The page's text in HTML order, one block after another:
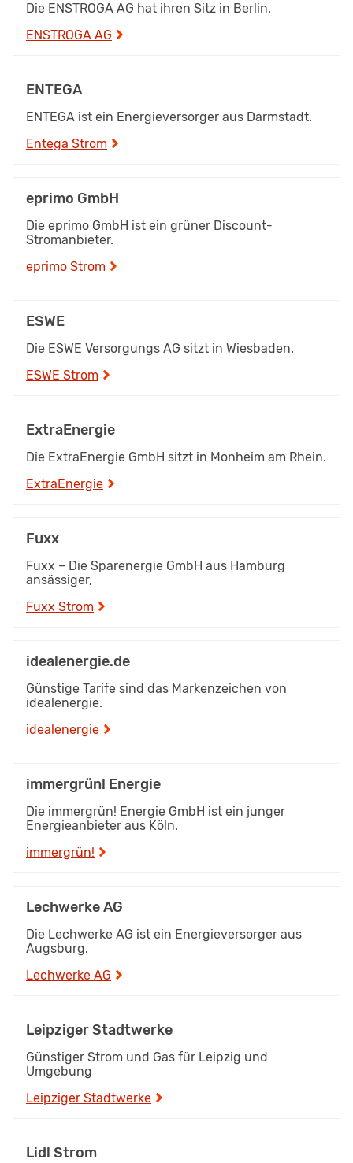
Die ENSTROGA AG hat ihren Sitz in Berlin.
ENSTROGA AG
ENTEGA
ENTEGA ist ein Energieversorger aus Darmstadt.
Entega Strom
eprimo GmbH
Die eprimo GmbH ist ein grüner Discount-
Stromanbieter.
eprimo Strom
ESWE
Die ESWE Versorgungs AG sitzt in Wiesbaden.
ESWE Strom
ExtraEnergie
Die ExtraEnergie GmbH sitzt in Monheim am Rhein.
ExtraEnergie
Fuxx
Fuxx – Die Sparenergie GmbH aus Hamburg
ansässiger,
Fuxx Strom
idealenergie.de
Günstige Tarife sind das Markenzeichen von
idealenergie.
idealenergie
immergrün! Energie
Die immergrün! Energie GmbH ist ein junger
Energieanbieter aus Köln.
immergrün!
Lechwerke AG
Die Lechwerke AG ist ein Energieversorger aus
Augsburg.
Lechwerke AG
Leipziger Stadtwerke
Günstiger Strom und Gas für Leipzig und
Umgebung
Leipziger Stadtwerke
Lidl Strom